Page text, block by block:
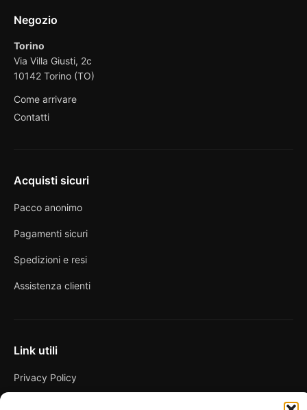
Negozio
Torino
Via Villa Giusti, 2c
10142 Torino (TO)
Come arrivare
Contatti
Acquisti sicuri
Pacco anonimo
Pagamenti sicuri
Spedizioni e resi
Assistenza clienti
Link utili
Privacy Policy